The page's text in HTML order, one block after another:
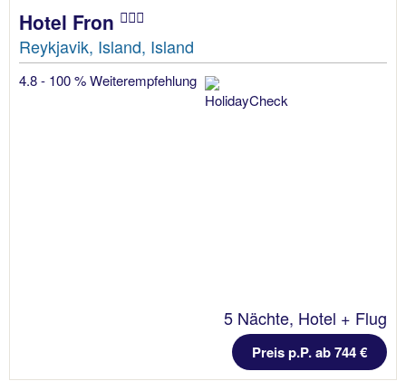
Hotel Fron
Reykjavik, Island, Island
4.8 - 100 % Weiterempfehlung
5 Nächte, Hotel + Flug
Preis p.P. ab 744 €